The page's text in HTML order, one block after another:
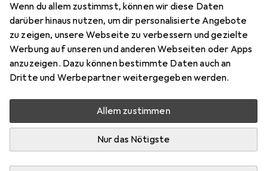
Wenn du allem zustimmst, können wir diese Daten
darüber hinaus nutzen, um dir personalisierte Angebote
zu zeigen, unsere Webseite zu verbessern und gezielte
Werbung auf unseren und anderen Webseiten oder Apps
anzuzeigen. Dazu können bestimmte Daten auch an
Dritte und Werbepartner weitergegeben werden.
Allem zustimmen
Nur das Nötigste
Zubehör für Axis
Netzwerkkamera Q6075-E
Hier findest du passendes Zubehör zum Produkt Axis
Netzwerkkamera Q6075-E.
Keine Produkte gefunden